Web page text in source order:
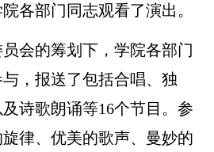
各部门同志观看了演出。
员会的筹划下，学院各部门
，报送了包括合唱、独
及诗歌朗诵等16个节目 。参
旋律、优美的歌声、曼妙的